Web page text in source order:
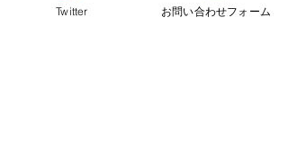
Twitter お問い合わせフォーム